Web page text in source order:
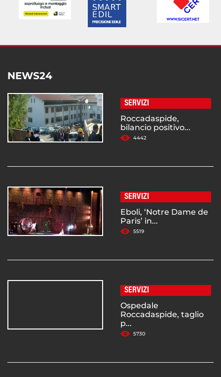
NEWS24
SERVIZI
Roccadaspide,
bilancio positivo...
4442
SERVIZI
Eboli, ‘Notre Dame de
Paris’ in...
5519
SERVIZI
Ospedale
Roccadaspide, taglio
p...
5730